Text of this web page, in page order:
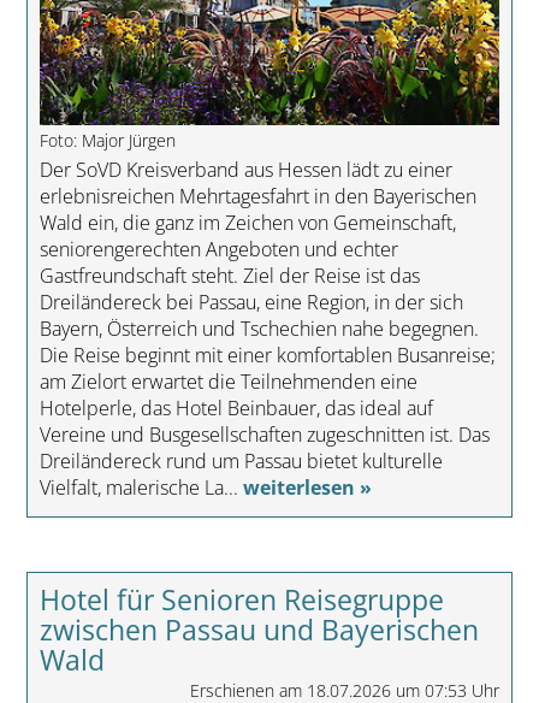
Foto: Major Jürgen
Der SoVD Kreisverband aus Hessen lädt zu einer
erlebnisreichen Mehrtagesfahrt in den Bayerischen
Wald ein, die ganz im Zeichen von Gemeinschaft,
seniorengerechten Angeboten und echter
Gastfreundschaft steht. Ziel der Reise ist das
Dreiländereck bei Passau, eine Region, in der sich
Bayern, Österreich und Tschechien nahe begegnen.
Die Reise beginnt mit einer komfortablen Busanreise;
am Zielort erwartet die Teilnehmenden eine
Hotelperle, das Hotel Beinbauer, das ideal auf
Vereine und Busgesellschaften zugeschnitten ist. Das
Dreiländereck rund um Passau bietet kulturelle
Vielfalt, malerische La... weiterlesen »
Hotel für Senioren Reisegruppe
zwischen Passau und Bayerischen
Wald
Erschienen am 18.07.2026 um 07:53 Uhr